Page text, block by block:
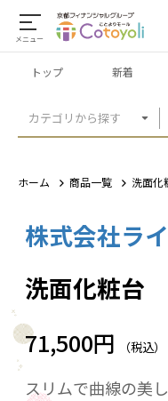
メニュー
カテゴリから探す
トップ 新着
ホーム 商品一覧 洗面化
株式会社ラ
洗面化粧台
71,500円 （税込）
スリムで曲線の美